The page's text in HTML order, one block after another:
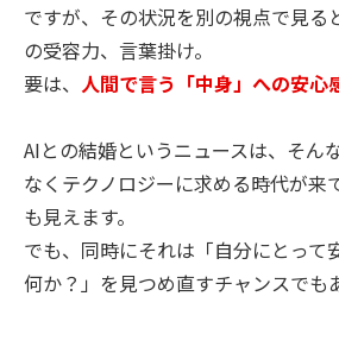
ですが、その状況を別の視点で見る
の受容力、言葉掛け。
要は、 人間で言う「中身」への安心
AIとの結婚というニュースは、そん
なくテクノロジーに求める時代が来
も見えます。
でも、同時にそれは「自分にとって
何か？」を見つめ直すチャンスでも